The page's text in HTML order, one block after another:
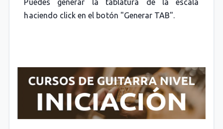
Puedes generar la tablatura de la escala
haciendo click en el botón "Generar TAB".